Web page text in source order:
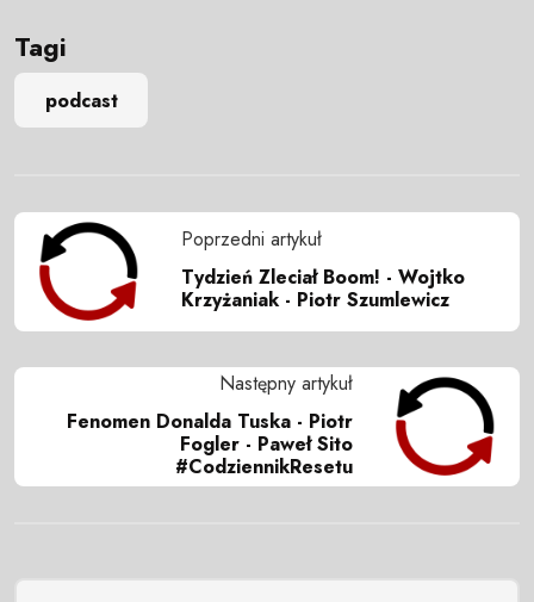
Tagi
podcast
Poprzedni artykuł
Tydzień Zleciał Boom! - Wojtko
Krzyżaniak - Piotr Szumlewicz
Następny artykuł
Fenomen Donalda Tuska - Piotr
Fogler - Paweł Sito
#CodziennikResetu